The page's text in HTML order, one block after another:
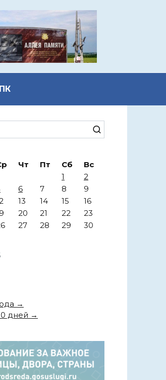
Чт Пт Сб
Вс
1
2
6 7 8
9
13 14 15
16
20 21 22
23
27 28 29
30
→
дней →